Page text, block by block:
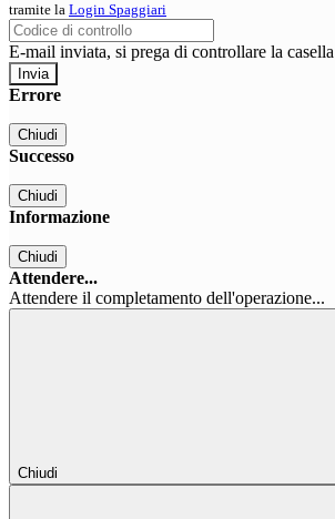
tramite la Login Spaggiari
E-mail inviata, si prega di controllare la
Errore
Chiudi
Successo
Chiudi
Informazione
Chiudi
Attendere...
Attendere il completamento dell'operazione...
Chiudi